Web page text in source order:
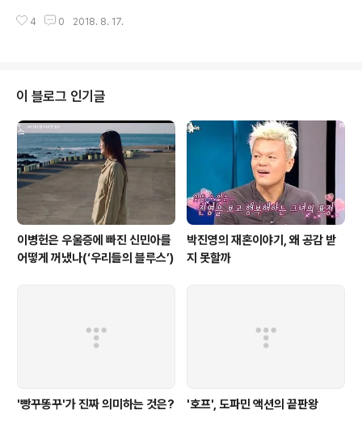
식을 먹어보며 맛있는 그 이유를 살짝 설명하는 정도가 그가 하는 역할처럼 보
그 중심에 선 김수미 자체가 그렇다. 그는 특유의 독한 직설이 그만의 독보적인
캐릭터를 만들었다. 엄마들의 캐릭터들이 그러하듯이 거친 삶 속에서도 자식들
건사하기 위해 해온 ..
4 0 2018. 8. 17.
이 블로그 인기글
이병헌은 우울증에 빠진 신민아를
어떻게 꺼냈나(‘우리들의 블루스’)
박진영의 재혼이야기, 왜 공감 받
지 못할까
'빵꾸똥꾸'가 진짜 의미하는 것은? '호프', 도파민 액션의 끝판왕